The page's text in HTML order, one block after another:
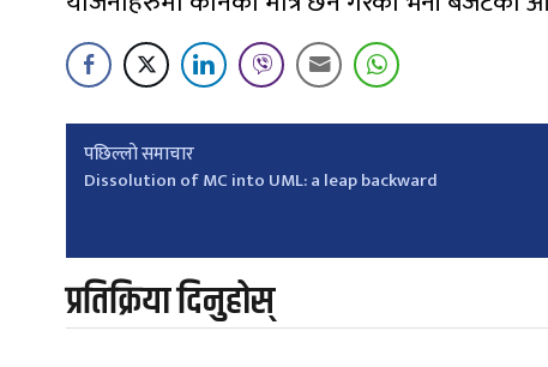
Post
पछिल्लाे समाचार
Dissolution of MC into UML: a leap backward
प्रतिक्रिया दिनुहोस्